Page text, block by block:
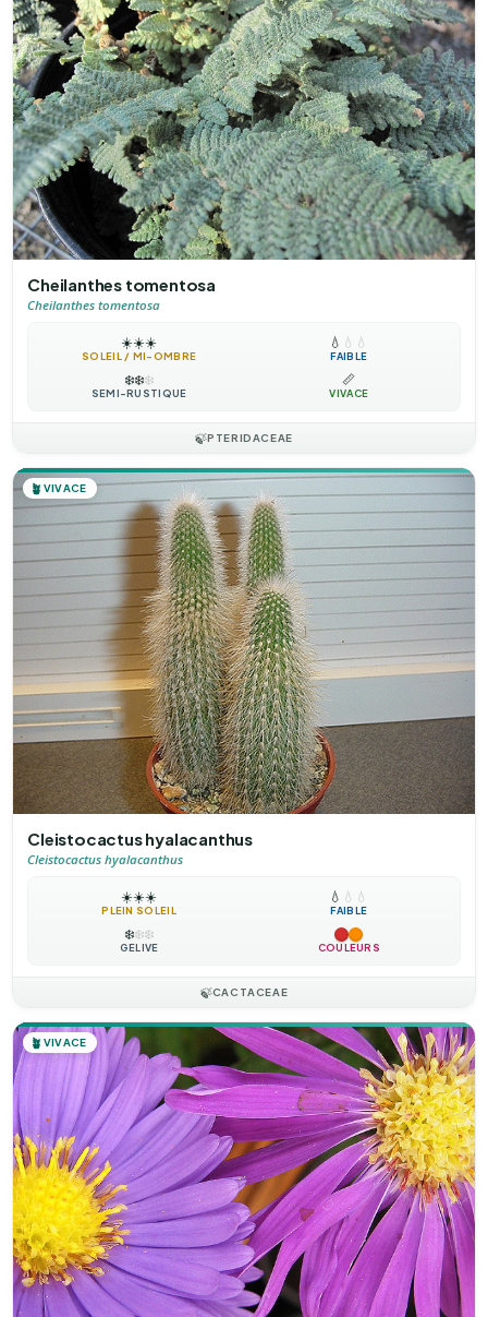
Cheilanthes tomentosa
Cheilanthes tomentosa
☀️☀️☀️
SOLEIL / MI-OMBRE
💧 💧 💧
FAIBLE
❄️❄️❄️
SEMI-RUSTIQUE
📏
VIVACE
🍃PTERIDACEAE
🪴 VIVACE
Cleistocactus hyalacanthus
Cleistocactus hyalacanthus
☀️☀️☀️
PLEIN SOLEIL
💧 💧 💧
FAIBLE
❄️❄️❄️
GÉLIVE COULEURS
🍃CACTACEAE
🪴 VIVACE